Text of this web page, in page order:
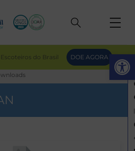
do Brasil DOE AGORA